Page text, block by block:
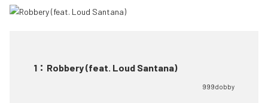
1 ： Robbery (feat. Loud Santana)
999dobby